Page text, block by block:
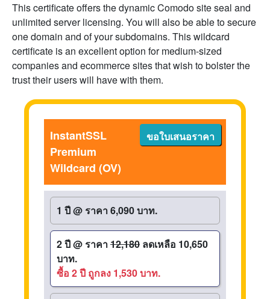
This certificate offers the dynamic Comodo site seal and
unlimited server licensing. You will also be able to secure
one domain and of your subdomains. This wildcard
certificate is an excellent option for medium-sized
companies and ecommerce sites that wish to bolster the
trust their users will have with them.
ขอใบเสนอราคา
InstantSSL
Premium
Wildcard (OV)
1 ปี@ ราคา 6,090 บาท.
2 ปี@ ราคา12,180 ลดเหลือ 10,650
บาท.
ซื้อ 2 ปี ถูกลง 1,530 บาท.